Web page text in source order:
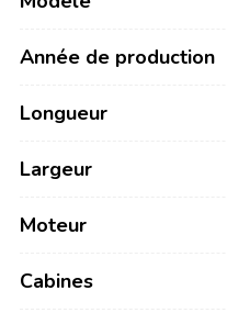
Année de production
Longueur
Largeur
Moteur
Cabines